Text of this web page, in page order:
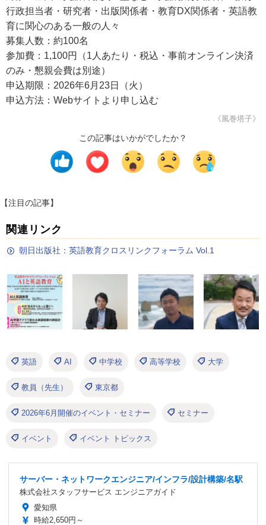
行政担当者・研究者・出版関係者・教育DX関係者・英語教
育に関心のある一般の人々
募集人数：約100名
参加費：1,100円（1人あたり・税込・事前オンライン決済
のみ・懇親会費は別途）
申込期限：2026年6月23日（火）
申込方法：Webサイトより申し込む
《風巻塔子》
この記事はいかがでしたか？
【注目の記事】
関連リンク
朝日出版社：英語教育クロスリンクフォーラム Vol.1
英語 AI 中学校 高等学校 大学
教員（先生） 東京都
2026年6月開催のイベント・セミナー セミナー
イベント イベント トピックス
サーバー・ネットワークエンジニア/インフラ/設計構築/名駅
株式会社スタッフサービス エンジニアガイド
愛知県
時給2,650円～